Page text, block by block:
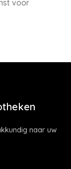
voor
naar uw